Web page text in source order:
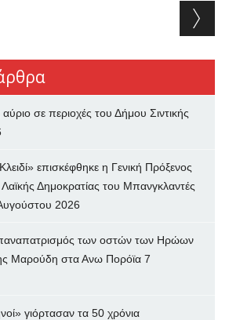
σε περιοχές του Δήμου Σιντικής
επισκέφθηκε η Γενική Πρόξενος
Δημοκρατίας του Μπανγκλαντές
2026
των oστών των Ηρώων
Μαρούδη στα Ανω Πορόϊα 7
γιόρτασαν τα 50 χρόνια